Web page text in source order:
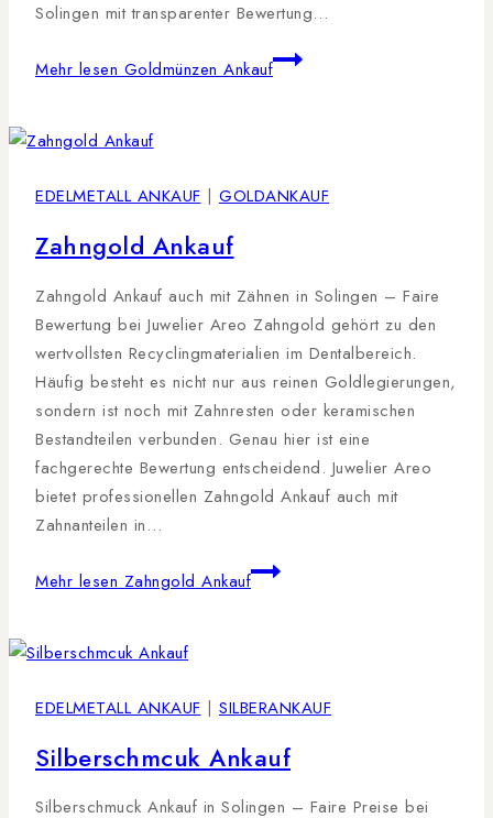
Solingen mit transparenter Bewertung…
Mehr lesen Goldmünzen Ankauf
EDELMETALL ANKAUF | GOLDANKAUF
Zahngold Ankauf
Zahngold Ankauf auch mit Zähnen in Solingen – Faire
Bewertung bei Juwelier Areo Zahngold gehört zu den
wertvollsten Recyclingmaterialien im Dentalbereich.
Häufig besteht es nicht nur aus reinen Goldlegierungen,
sondern ist noch mit Zahnresten oder keramischen
Bestandteilen verbunden. Genau hier ist eine
fachgerechte Bewertung entscheidend. Juwelier Areo
bietet professionellen Zahngold Ankauf auch mit
Zahnanteilen in…
Mehr lesen Zahngold Ankauf
EDELMETALL ANKAUF | SILBERANKAUF
Silberschmcuk Ankauf
Silberschmuck Ankauf in Solingen – Faire Preise bei